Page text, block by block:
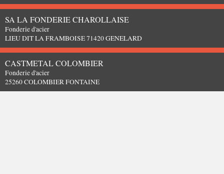
SA LA FONDERIE CHAROLLAISE
Fonderie d'acier
LIEU DIT LA FRAMBOISE 71420 GENELARD
CASTMETAL COLOMBIER
Fonderie d'acier
25260 COLOMBIER FONTAINE